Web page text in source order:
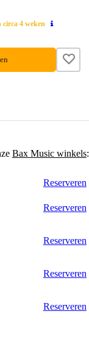
circa 4 weken
Bax Music winkels:
Reserveren
Reserveren
Reserveren
Reserveren
Reserveren